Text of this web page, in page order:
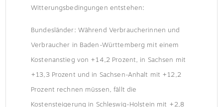
Witterungsbedingungen entstehen:
Bundesländer: Während Verbraucherinnen und
Verbraucher in Baden-Württemberg mit einem
Kostenanstieg von +14,2 Prozent, in Sachsen mit
+13,3 Prozent und in Sachsen-Anhalt mit +12,2
Prozent rechnen müssen, fällt die
Kostensteigerung in Schleswig-Holstein mit +2,8